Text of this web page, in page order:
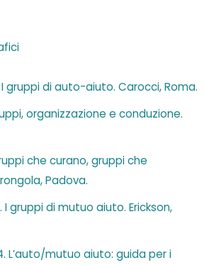
I gruppi di auto-aiuto. Carocci, Roma.
organizzazione e conduzione.
che curano, gruppi che
Padova.
I gruppi di mutuo aiuto. Erickson,
L’auto/mutuo aiuto: guida per i